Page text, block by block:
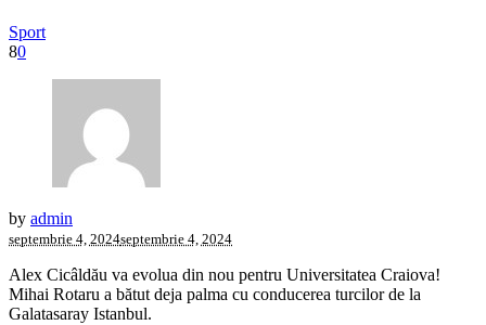
Sport
80
by admin
septembrie 4, 2024septembrie 4, 2024
Alex Cicâldău va evolua din nou pentru Universitatea Craiova!
Mihai Rotaru a bătut deja palma cu conducerea turcilor de la
Galatasaray Istanbul.